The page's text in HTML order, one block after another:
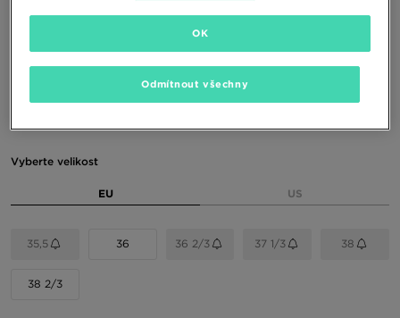
1690 Kč -12%
(Nejnižší cena za posledních 30 dní)
Vyberte velikost
EU US
35,5 36 36 2/3 37 1/3 38
38 2/3
Odmítnout všechny
OK